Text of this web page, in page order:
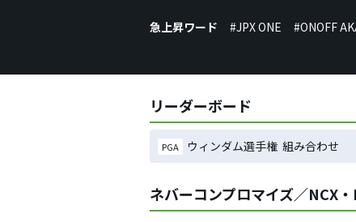
急上昇ワード #JPX ONE #ONOFF
リーダーボード
PGA ウィンダム選手権 組み合わせ
ネバーコンプロマイズ／NCX